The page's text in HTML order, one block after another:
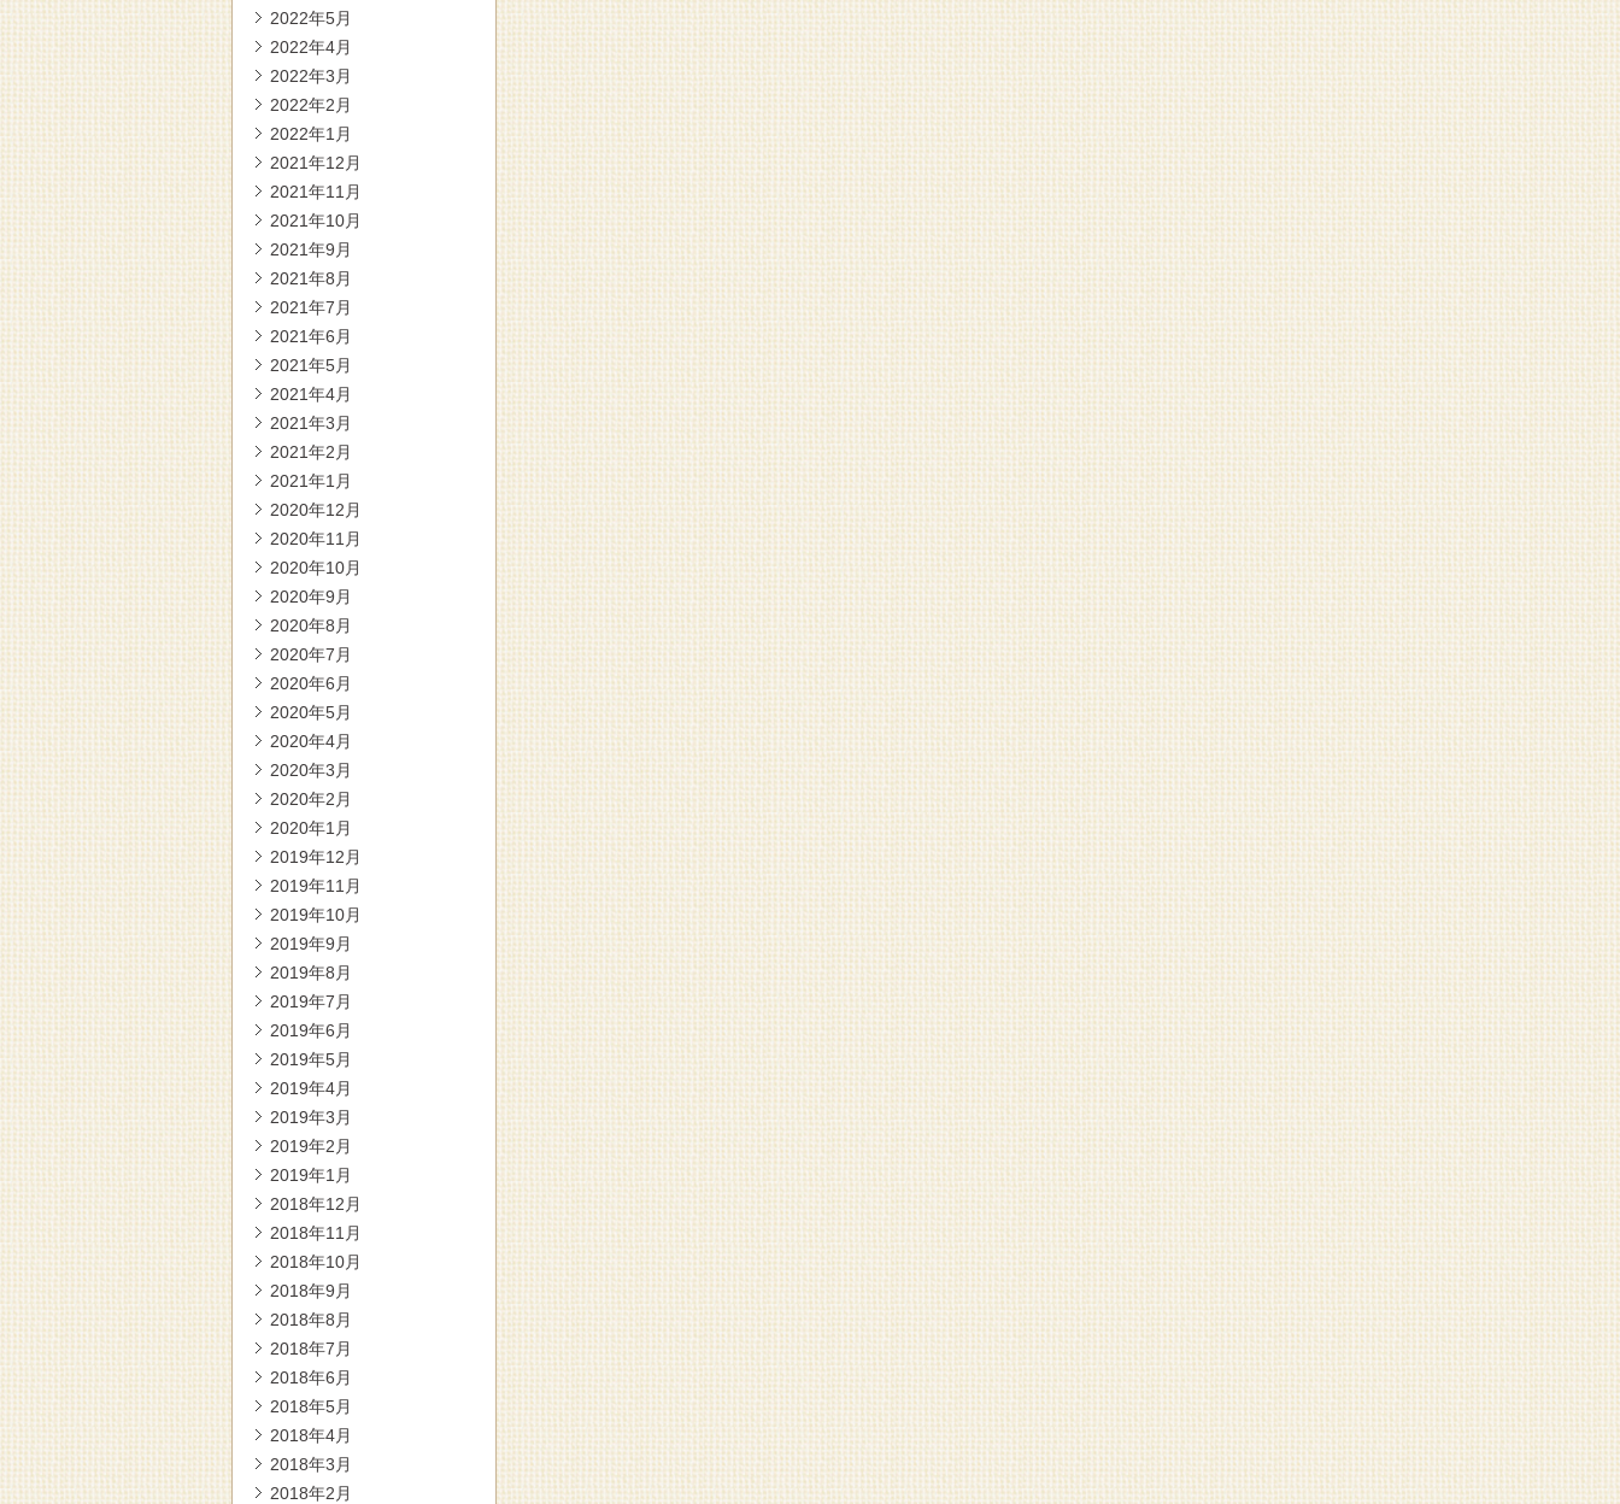
2022年5月
2022年4月
2022年3月
2022年2月
2022年1月
2021年12月
2021年11月
2021年10月
2021年9月
2021年8月
2021年7月
2021年6月
2021年5月
2021年4月
2021年3月
2021年2月
2021年1月
2020年12月
2020年11月
2020年10月
2020年9月
2020年8月
2020年7月
2020年6月
2020年5月
2020年4月
2020年3月
2020年2月
2020年1月
2019年12月
2019年11月
2019年10月
2019年9月
2019年8月
2019年7月
2019年6月
2019年5月
2019年4月
2019年3月
2019年2月
2019年1月
2018年12月
2018年11月
2018年10月
2018年9月
2018年8月
2018年7月
2018年6月
2018年5月
2018年4月
2018年3月
2018年2月